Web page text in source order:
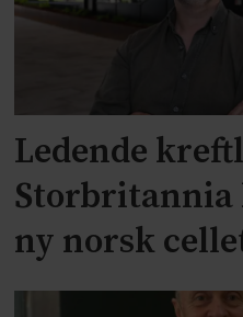
Ledende
Storbritannia
ny norsk